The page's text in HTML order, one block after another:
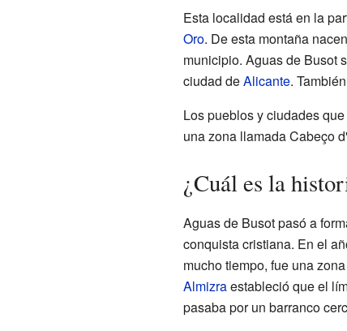
Esta localidad está en la
Oro. De esta montaña
municipio. Aguas de Busot
ciudad deAlicante.
Los pueblos y ciudades
una zona llamada Cabeço
¿Cuál es la
Aguas de Busot pasó a
conquista cristiana. En el
mucho tiempo, fue una
Almizraestableció que el
pasaba por un barranco